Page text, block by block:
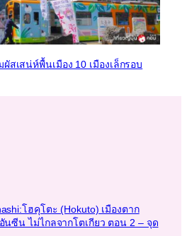
ผัสเสน่ห์พื้นเมือง 10 เมืองเล็กรอบ
โฮคุโตะ (Hokuto) เมืองตาก
นซีน ไม่ไกลจากโตเกียว ตอน 2 – จุด